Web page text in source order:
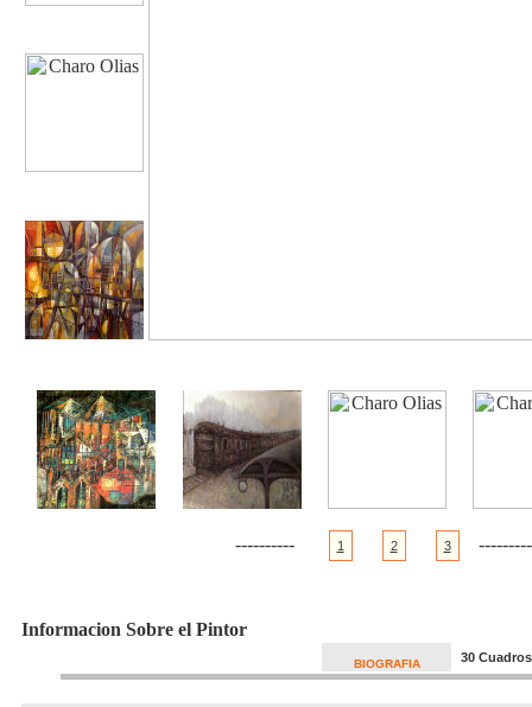
---------- 1 2 3
Informacion Sobre el Pintor
BIOGRAFIA 30 Cuadros